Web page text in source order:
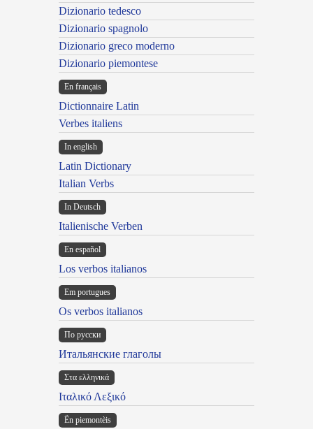
Dizionario tedesco
Dizionario spagnolo
Dizionario greco moderno
Dizionario piemontese
En français
Dictionnaire Latin
Verbes italiens
In english
Latin Dictionary
Italian Verbs
In Deutsch
Italienische Verben
En español
Los verbos italianos
Em portugues
Os verbos italianos
По русски
Итальянские глаголы
Στα ελληνικά
Ιταλικό Λεξικό
Ën piemontèis